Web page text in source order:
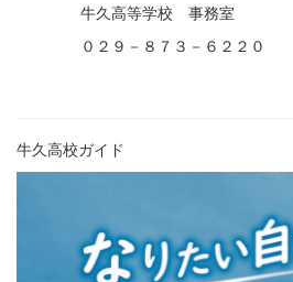
牛久高等学校 事務室
０２９－８７３－６２２０
牛久高校ガイド